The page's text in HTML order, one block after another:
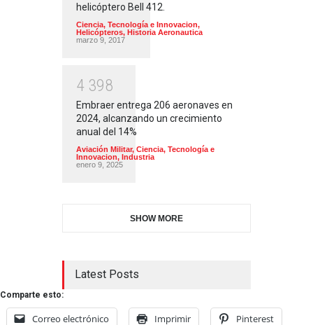
helicóptero Bell 412.
Ciencia, Tecnología e Innovacion,
Helicópteros, Historia Aeronautica
marzo 9, 2017
4 398
Embraer entrega 206 aeronaves en
2024, alcanzando un crecimiento
anual del 14%
Aviación Militar, Ciencia, Tecnología e
Innovacion, Industria
enero 9, 2025
SHOW MORE
Latest Posts
Comparte esto:
Correo electrónico Imprimir Pinterest